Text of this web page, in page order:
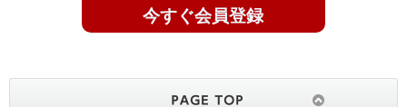
今すぐ会員登録